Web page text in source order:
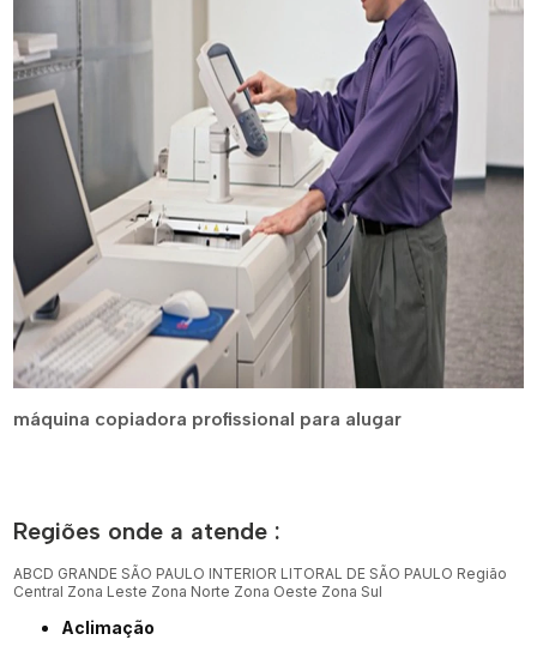
máquina copiadora profissional para alugar
Regiões onde a atende :
ABCD GRANDE SÃO PAULO INTERIOR LITORAL DE SÃO PAULO Região
Central Zona Leste Zona Norte Zona Oeste Zona Sul
Aclimação